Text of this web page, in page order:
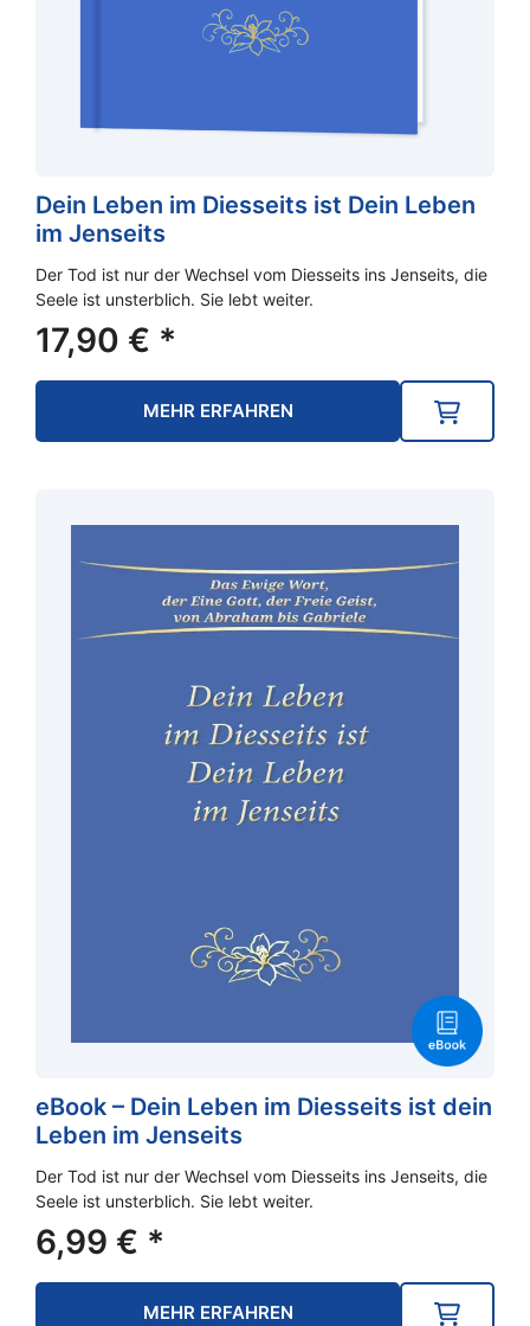
Dein Leben im Diesseits ist Dein Leben
im Jenseits
Der Tod ist nur der Wechsel vom Diesseits ins Jenseits, die
Seele ist unsterblich. Sie lebt weiter.
17,90 € *
MEHR ERFAHREN
eBook – Dein Leben im Diesseits ist dein
Leben im Jenseits
Der Tod ist nur der Wechsel vom Diesseits ins Jenseits, die
Seele ist unsterblich. Sie lebt weiter.
6,99 € *
MEHR ERFAHREN